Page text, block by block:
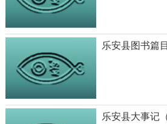
乐安县图书篇目
乐安县大事记